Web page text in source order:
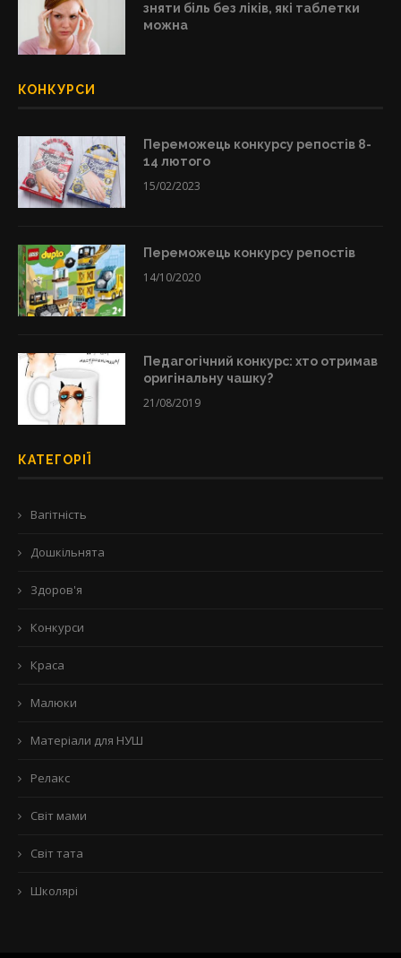
зняти біль без ліків, які таблетки
можна
КОНКУРСИ
Переможець конкурсу репостів 8-
14 лютого
15/02/2023
Переможець конкурсу репостів
14/10/2020
Педагогічний конкурс: хто отримав
оригінальну чашку?
21/08/2019
КАТЕГОРІЇ
Вагітність
Дошкільнята
Здоров'я
Конкурси
Краса
Малюки
Матеріали для НУШ
Релакс
Світ мами
Світ тата
Школярі